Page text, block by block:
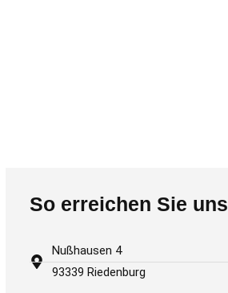
So erreichen Sie uns
Nußhausen 4
93339 Riedenburg